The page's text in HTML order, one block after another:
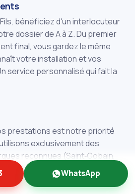
bénéficiez d'un interlocuteur
dossier de A à Z. Du premier
final, vous gardez le même
votre installation et vos
service personnalisé qui fait la
prestations est notre priorité
exclusivement des
reconnues (Saint‑Gobain,
AGC) pour garantir
acoustique et sécurité.
WhatsApp